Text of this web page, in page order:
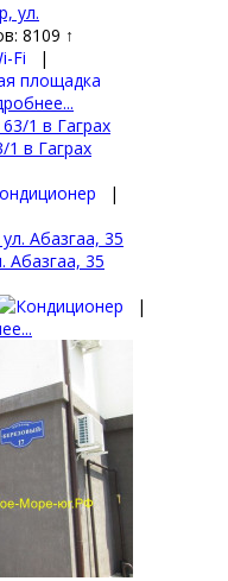
ул.
8109 ↑
|
1 в Гаграх
|
Абазгаа, 35
|